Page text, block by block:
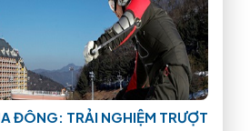
ĐÔNG: TRẢI NGHIỆM TRƯỢT